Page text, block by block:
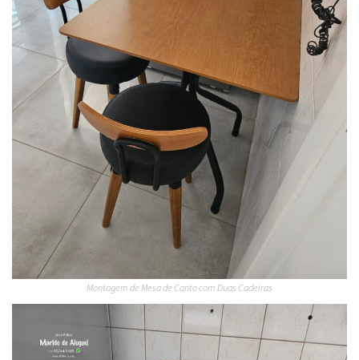
Montagem de Mesa de Canto com Duas Cadeiras